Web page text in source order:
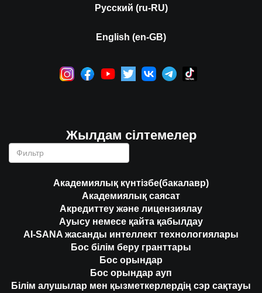
Русский (ru-RU)
English (en-GB)
Жылдам сілтемелер
Академиялық күнтізбе(бакалавр)
Академиялық саясат
Акредиттеу және лицензиялау
Ауысу немесе қайта қабылдау
AI-SANA жасанды интеллект технологиялары
Бос білім беру гранттары
Бос орындар
Бос орындар ауп
Білім алушылар мен қызметкерлердің сэр сақтауы